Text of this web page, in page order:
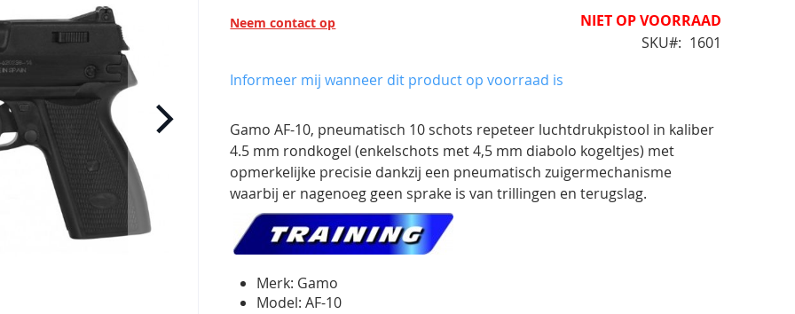
Neem contact op
NIET OP VOORRAAD
SKU
1601
Informeer mij wanneer dit product op voorraad is
Gamo AF-10, pneumatisch 10 schots repeteer luchtdrukpistool in kaliber
4.5 mm rondkogel (enkelschots met 4,5 mm diabolo kogeltjes) met
opmerkelijke precisie dankzij een pneumatisch zuigermechanisme
waarbij er nagenoeg geen sprake is van trillingen en terugslag.
Merk: Gamo
Model: AF-10